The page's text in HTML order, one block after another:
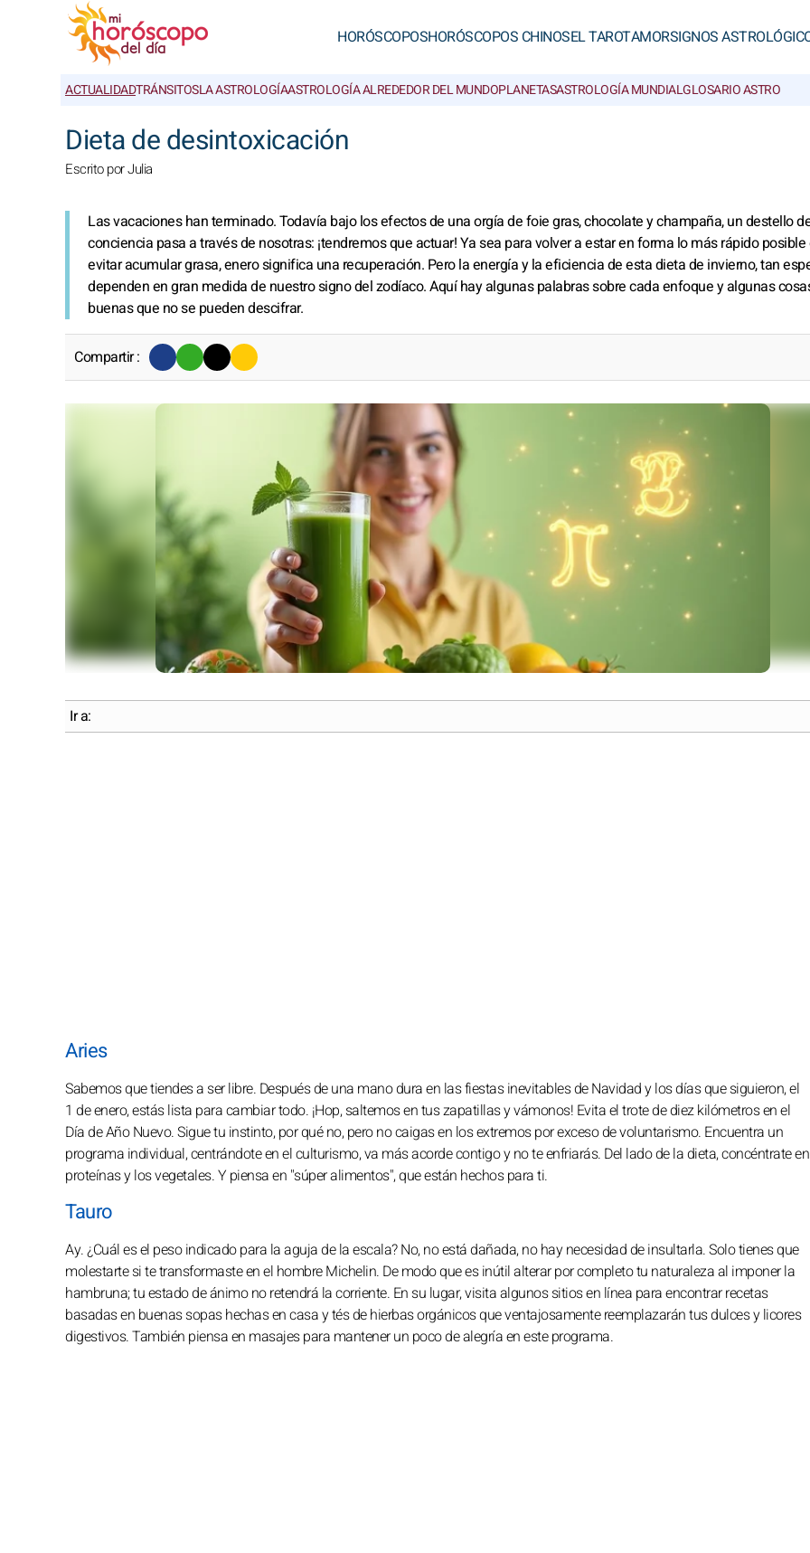
HORÓSCOPOSHORÓSCOPOS CHINOSEL TAROTAMORSIGNOS
ACTUALIDADTRÁNSITOSLA ASTROLOGÍAASTROLOGÍA ALREDEDOR DEL MUNDOPLANETASASTROLOGÍA MUNDIALGLOSARIO ASTRO
Dieta de desintoxicación
Escrito por Julia
Las vacaciones han terminado. Todavía bajo los efectos de una orgía de foie gras, chocolate y champaña, un destello
conciencia pasa a través de nosotras: ¡tendremos que actuar! Ya sea para volver a estar en forma lo más rápido posible
evitar acumular grasa, enero significa una recuperación. Pero la energía y la eficiencia de esta dieta de invierno, tan
dependen en gran medida de nuestro signo del zodíaco. Aquí hay algunas palabras sobre cada enfoque y algunas
buenas que no se pueden descifrar.
Compartir :
Ir a:
Aries
Sabemos que tiendes a ser libre. Después de una mano dura en las fiestas inevitables de Navidad y los días que siguieron, el
1 de enero, estás lista para cambiar todo. ¡Hop, saltemos en tus zapatillas y vámonos! Evita el trote de diez kilómetros en el
Día de Año Nuevo. Sigue tu instinto, por qué no, pero no caigas en los extremos por exceso de voluntarismo. Encuentra un
programa individual, centrándote en el culturismo, va más acorde contigo y no te enfriarás. Del lado de la dieta, concéntrate
proteínas y los vegetales. Y piensa en "súper alimentos", que están hechos para ti.
Tauro
Ay. ¿Cuál es el peso indicado para la aguja de la escala? No, no está dañada, no hay necesidad de insultarla. Solo tienes que
molestarte si te transformaste en el hombre Michelin. De modo que es inútil alterar por completo tu naturaleza al imponer la
hambruna; tu estado de ánimo no retendrá la corriente. En su lugar, visita algunos sitios en línea para encontrar recetas
basadas en buenas sopas hechas en casa y tés de hierbas orgánicos que ventajosamente reemplazarán tus dulces y licores
digestivos. También piensa en masajes para mantener un poco de alegría en este programa.